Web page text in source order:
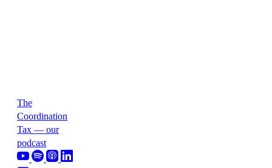
The
Coordination
Tax — our
podcast